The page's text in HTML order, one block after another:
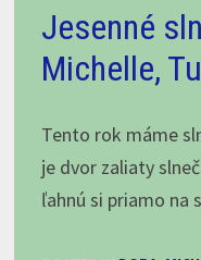
Jesenné
Michelle,
Tento rok máme
je dvor zaliaty
ľahnú si priamo na